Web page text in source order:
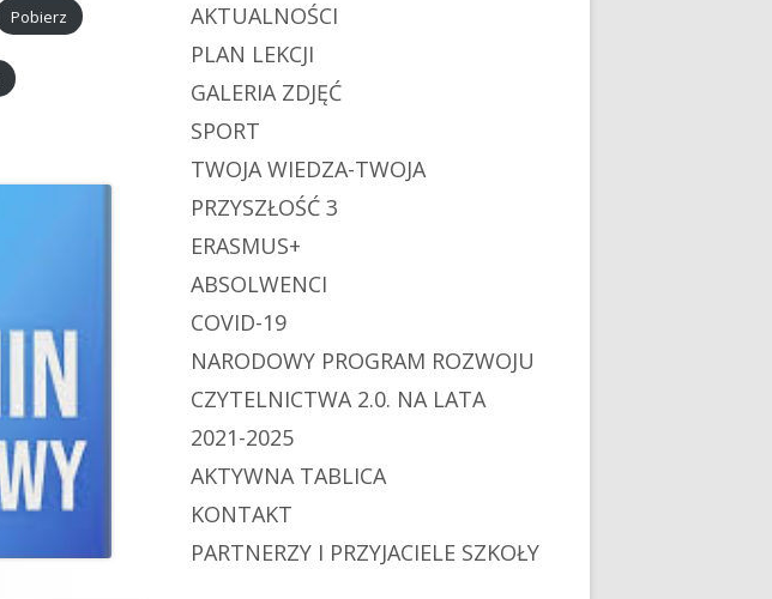
Pobierz
AKTUALNOŚCI
PLAN LEKCJI
GALERIA ZDJĘĆ
SPORT
TWOJA WIEDZA-TWOJA
PRZYSZŁOŚĆ 3
ERASMUS+
ABSOLWENCI
COVID-19
NARODOWY PROGRAM ROZWOJU
CZYTELNICTWA 2.0. NA LATA
2021-2025
AKTYWNA TABLICA
KONTAKT
PARTNERZY I PRZYJACIELE SZKOŁY